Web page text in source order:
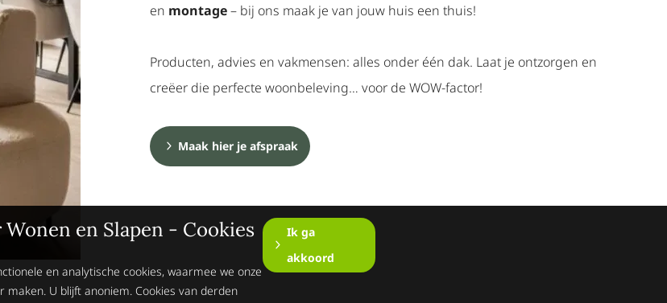
en montage– bij ons maak je van jouw huis een thuis!
Producten, advies en vakmensen: alles onder één dak. Laat je ontzorgen en
creëer die perfecte woonbeleving… voor de WOW-factor!
Maak hier je afspraak
Wonen en Slapen - Cookies
en analytische cookies, waarmee we onze
maken. U blijft anoniem. Cookies van derden
Ik ga
akkoord